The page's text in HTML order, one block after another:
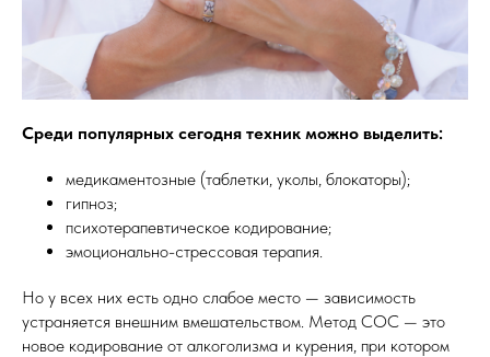
Среди популярных сегодня техник можно выделить:
медикаментозные (таблетки, уколы, блокаторы);
гипноз;
психотерапевтическое кодирование;
эмоционально-стрессовая терапия.
Но у всех них есть одно слабое место — зависимость
устраняется внешним вмешательством. Метод СОС — это
новое кодирование от алкоголизма и курения, при котором